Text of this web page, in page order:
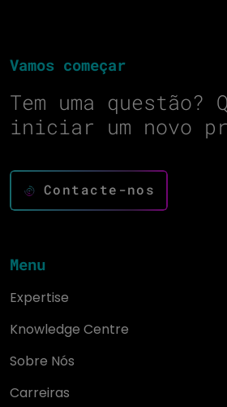
Vamos começar
Tem uma questão?
iniciar um novo
Contacte-nos
Menu
Expertise
Knowledge Centre
Sobre Nós
Carreiras